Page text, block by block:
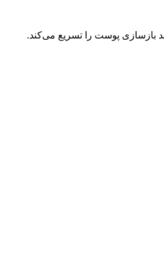
بازسازی پوست را تسریع می‌کند.